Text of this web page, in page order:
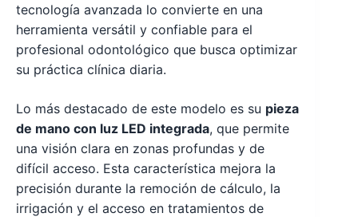
tecnología avanzada lo convierte en una
herramienta versátil y confiable para el
profesional odontológico que busca optimizar
su práctica clínica diaria.
Lo más destacado de este modelo es su pieza
de mano con luz LED integrada, que permite
una visión clara en zonas profundas y de
difícil acceso. Esta característica mejora la
precisión durante la remoción de cálculo, la
irrigación y el acceso en tratamientos de